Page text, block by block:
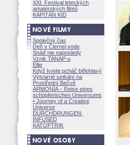
XXI. Festival leteckých
amatérských filmů
KAPITÁN KID
Společný čas
Deň v Čiernej vode
Snáď nie naposledy
Vznik TANAP-u
Ellie
Když kvete pcháč bělohlavý
Výtvarné setkání na
Prostřední Bečvě
ARMONÍA – Reise eines
schöpferischen Universums
• Journey of a Creative
Universe
DURCHDRUNGEN·
INFUSED
KATOPTRIK